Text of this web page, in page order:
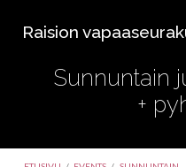
Raision
Sunnuntain
+